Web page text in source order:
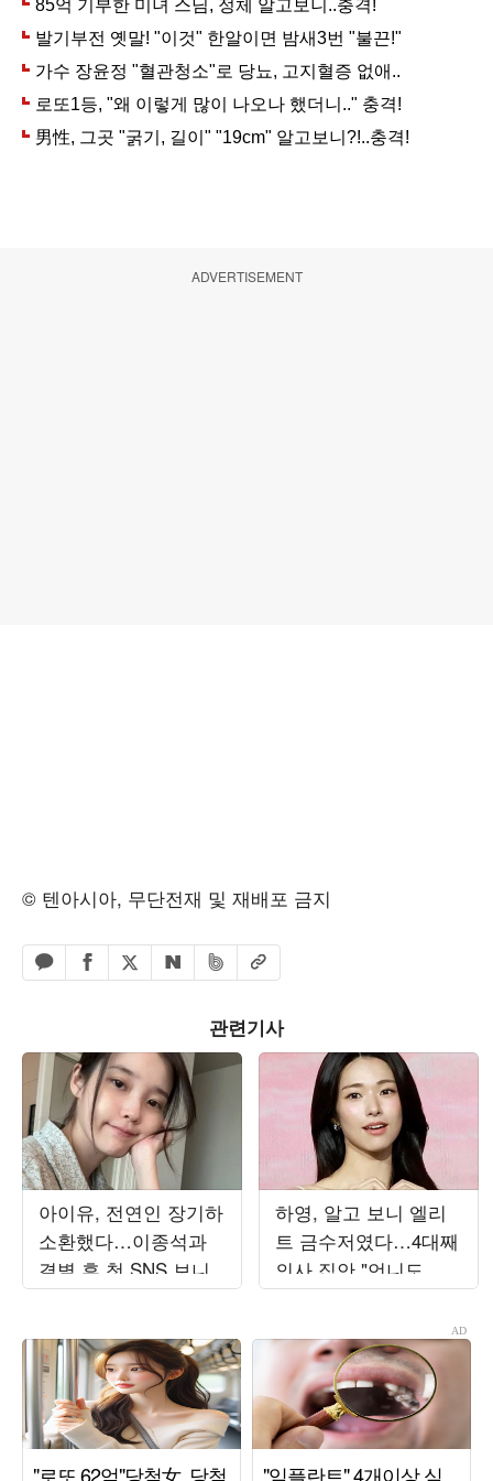
ADVERTISEMENT
© 텐아시아, 무단전재 및 재배포 금지
카카오톡 공유하기
페이스북 공유하기
엑스 공유하기
네이버 공유하기
밴드 공유하기
URL복사
관련기사
아이유, 전연인 장기하
소환했다…이종석과
결별 후 첫 SNS 보니
하영, 알고 보니 엘리
트 금수저였다…4대째
의사 집안 "언니도 내
과 의사"